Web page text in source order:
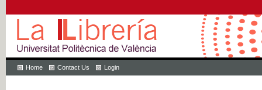
Home Contact Us Login